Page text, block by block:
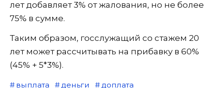
лет добавляет 3% от жалования, но не более
75% в сумме.
Таким образом, госслужащий со стажем 20
лет может рассчитывать на прибавку в 60%
(45% + 5*3%).
выплата деньги
доплата